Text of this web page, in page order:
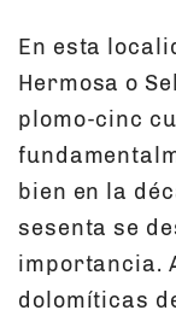
En esta
Hermosa o
plomo-cinc
bien en la
sesenta se
importancia.
dolomíticas